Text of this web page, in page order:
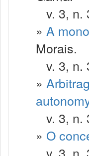
v. 3, n.
» A
Morais.
v. 3, n.
»
v. 3, n.
» O